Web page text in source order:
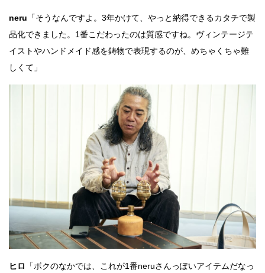
neru 「そうなんですよ。3年かけて、やっと納得できるカタチで製
品化できました。1番こだわったのは質感ですね。ヴィンテージテ
イストやハンドメイド感を鋳物で表現するのが、めちゃくちゃ難
しくて」
ヒロ
「ボクのなかでは、これが1番neruさんっぽいアイテムだなっ